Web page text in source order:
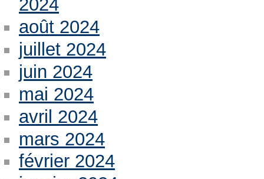
2024
août 2024
juillet 2024
juin 2024
mai 2024
avril 2024
mars 2024
février 2024